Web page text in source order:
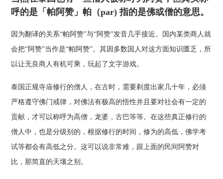
呼的是「帕阿赞」帕（par) 指的是佛或僧的意思。
因为翻译的关系“帕阿赞”与“阿赞”发音几乎接近。国内某类商人就
会把“阿赞”当作是“帕阿赞”。其因多数国人对这方面知识匮乏，所
以让无良商人有机可乘，玩起了文字游戏。
泰国正规寺庙修行的僧人，在古时，需要剃度出家几十年，必须
严格遵守佛门戒律，对佛法有极高的悟性并且要对社会有一定的
贡献，才可以称呼为高僧，龙婆，古巴等等。在这些真正修行的
僧人中，也是分级别的，根据修行的时间，修为的高低，佛学考
试等都会有高低之分。这可以说非常难，跟上面的民间阿赞对
比，那简直的天壤之别。